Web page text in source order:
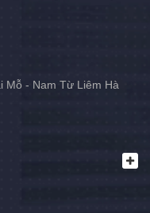
Mỗ - Nam Từ Liêm Hà